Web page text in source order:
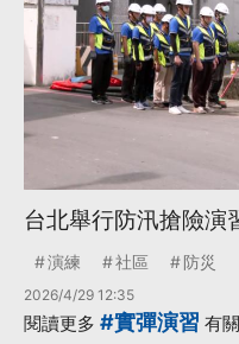
台北舉行防汛搶險演
演練 社區 防災
2026/4/29 12:35
閱讀更多 #實彈演習 有